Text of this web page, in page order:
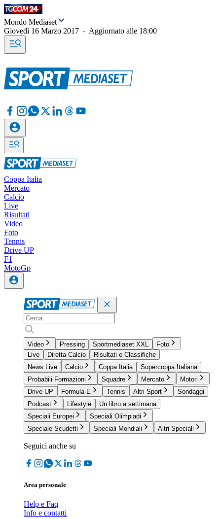
Mondo Mediaset
Giovedì 16 Marzo 2017 - Aggiornato alle 18:00
Coppa Italia
Mercato
Calcio
Live
Risultati
Video
Foto
Tennis
Drive UP
F1
MotoGp
Video Pressing Sportmediaset XXL
Foto
Live
Diretta Calcio
Risultati e Classifiche
News Live
Calcio Coppa Italia
Supercoppa Italiana
Probabili Formazioni
Squadre Mercato
Motori
Drive UP
Formula E Tennis Altri Sport
Sondaggi
Podcast
Lifestyle
Un libro a settimana
Speciali Europei
Speciali Olimpiadi
Speciale Scudetti
Speciali Mondiali Altri Speciali
Seguici anche su
Area personale
Help e Faq
Info e contatti